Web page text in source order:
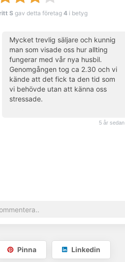
S gav detta företag4 i betyg
Mycket trevlig säljare och kunnig
man som visade oss hur allting
fungerar med vår nya husbil.
Genomgången tog ca 2.30 och vi
kände att det fick ta den tid som
vi behövde utan att känna oss
stressade.
5 år sedan
Pinna Linkedin